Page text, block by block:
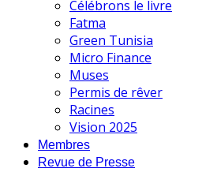
Célébrons le livre
Fatma
Green Tunisia
Micro Finance
Muses
Permis de rêver
Racines
Vision 2025
Membres
Revue de Presse